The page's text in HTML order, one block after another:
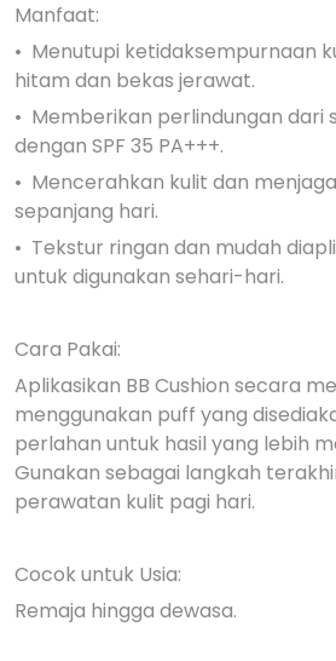
Manfaat:
•⁠ ⁠Menutupi ketidaksempurnaan
hitam dan bekas jerawat.
•⁠ ⁠Memberikan perlindungan dari
dengan SPF 35 PA+++.
•⁠ ⁠Mencerahkan kulit dan
sepanjang hari.
•⁠ ⁠Tekstur ringan dan mudah
untuk digunakan sehari-hari.
Cara Pakai:
Aplikasikan BB Cushion secara
menggunakan puff yang
perlahan untuk hasil yang lebih
Gunakan sebagai langkah
perawatan kulit pagi hari.
Cocok untuk Usia:
Remaja hingga dewasa.